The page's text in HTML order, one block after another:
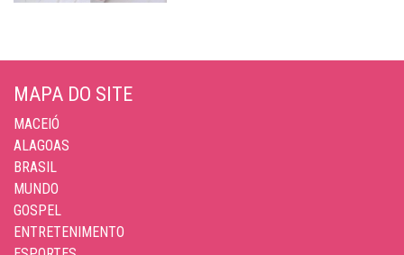
MAPA DO SITE
MACEIÓ
ALAGOAS
BRASIL
MUNDO
GOSPEL
ENTRETENIMENTO